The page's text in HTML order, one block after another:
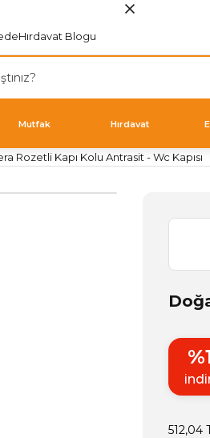
Hırdavat Blogu
Mutfak Hırdavat
Rozetli Kapı Kolu Antrasit - Wc Kapısı
512,04